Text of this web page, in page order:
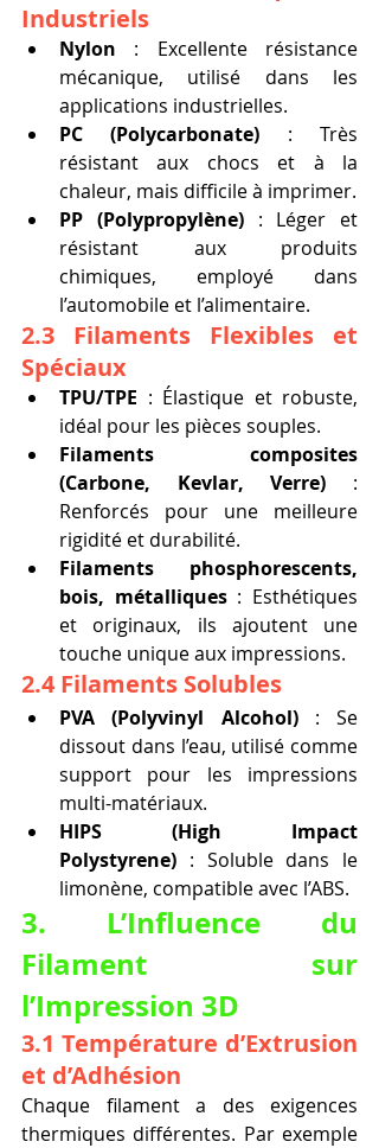
Industriels
Nylon : Excellente résistance
mécanique, utilisé dans les
applications industrielles.
PC (Polycarbonate) : Très
résistant aux chocs et à la
chaleur, mais difficile à imprimer.
PP (Polypropylène) : Léger et
résistant aux produits
chimiques, employé dans
l’automobile et l’alimentaire.
2.3 Filaments Flexibles et
Spéciaux
TPU/TPE : Élastique et robuste,
idéal pour les pièces souples.
Filaments composites
(Carbone, Kevlar, Verre) :
Renforcés pour une meilleure
rigidité et durabilité.
Filaments phosphorescents,
bois, métalliques : Esthétiques
et originaux, ils ajoutent une
touche unique aux impressions.
2.4 Filaments Solubles
PVA (Polyvinyl Alcohol) : Se
dissout dans l’eau, utilisé comme
support pour les impressions
multi-matériaux.
HIPS (High Impact
Polystyrene) : Soluble dans le
limonène, compatible avec l’ABS.
3. L’Influence du
Filament sur
l’Impression 3D
3.1 Température d’Extrusion
et d’Adhésion
Chaque filament a des exigences
thermiques différentes. Par exemple